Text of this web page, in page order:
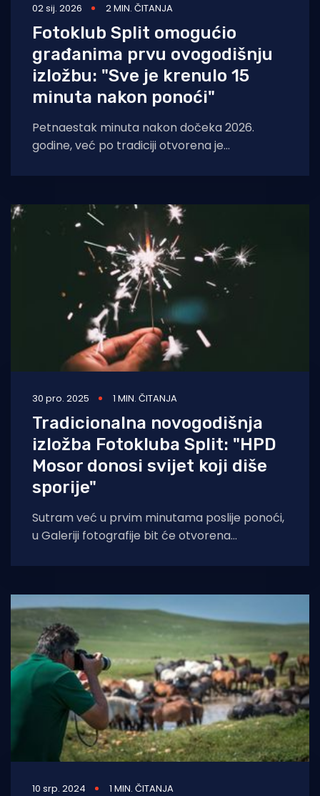
02 sij. 2026 2 MIN. ČITANJA
Fotoklub Split omogućio
građanima prvu ovogodišnju
izložbu: "Sve je krenulo 15
minuta nakon ponoći"
Petnaestak minuta nakon dočeka 2026.
godine, već po tradiciji otvorena je
Fotokluba Split kao prvi
30 pro. 2025 1 MIN. ČITANJA
Tradicionalna novogodišnja
izložba Fotokluba Split: "HPD
Mosor donosi svijet koji diše
sporije"
Sutram već u prvim minutama poslije ponoći,
u Galeriji fotografije bit će otvorena
novu
10 srp. 2024 1 MIN. ČITANJA